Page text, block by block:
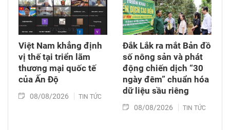
Việt Nam khẳng định
vị thế tại triển lãm
thương mại quốc tế
của Ấn Độ
08/08/2026 TIN TỨC
Đắk Lắk ra mắt Bản đồ
số nông sản và phát
động chiến dịch “30
ngày đêm” chuẩn hóa
dữ liệu sầu riêng
08/08/2026 TIN TỨC